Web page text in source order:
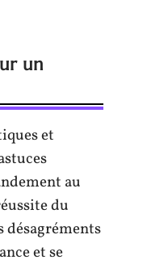
un
et
au
du
et se